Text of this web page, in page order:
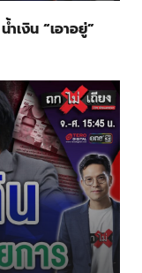
เงิน “เอาอยู่”